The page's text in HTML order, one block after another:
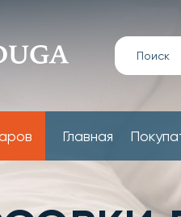
Главная